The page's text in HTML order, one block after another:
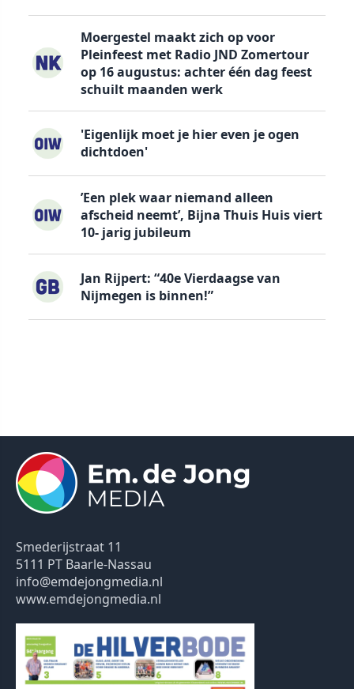
Moergestel maakt zich op voor
Pleinfeest met Radio JND Zomertour
op 16 augustus: achter één dag feest
schuilt maanden werk
'Eigenlijk moet je hier even je ogen
dichtdoen'
’Een plek waar niemand alleen
afscheid neemt’, Bijna Thuis Huis viert
10- jarig jubileum
Jan Rijpert: “40e Vierdaagse van
Nijmegen is binnen!”
Smederijstraat 11
5111 PT Baarle-Nassau
info@emdejongmedia.nl
www.emdejongmedia.nl